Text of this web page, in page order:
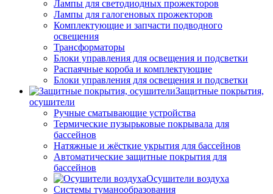
Лампы для светодиодных прожекторов
Лампы для галогеновых прожекторов
Комплектующие и запчасти подводного
освещения
Трансформаторы
Блоки управления для освещения и подсветки
Распаячные короба и комплектующие
Блоки управления для освещения и подсветки
Защитные покрытия,
осушители
Ручные сматывающие устройства
Термические пузырьковые покрывала для
бассейнов
Натяжные и жёсткие укрытия для бассейнов
Автоматические защитные покрытия для
бассейнов
Осушители воздуха
Системы туманообразования